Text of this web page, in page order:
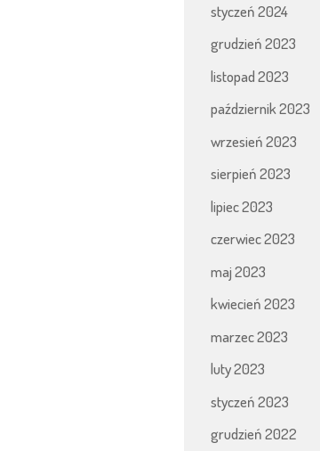
styczeń 2024
grudzień 2023
listopad 2023
październik 2023
wrzesień 2023
sierpień 2023
lipiec 2023
czerwiec 2023
maj 2023
kwiecień 2023
marzec 2023
luty 2023
styczeń 2023
grudzień 2022